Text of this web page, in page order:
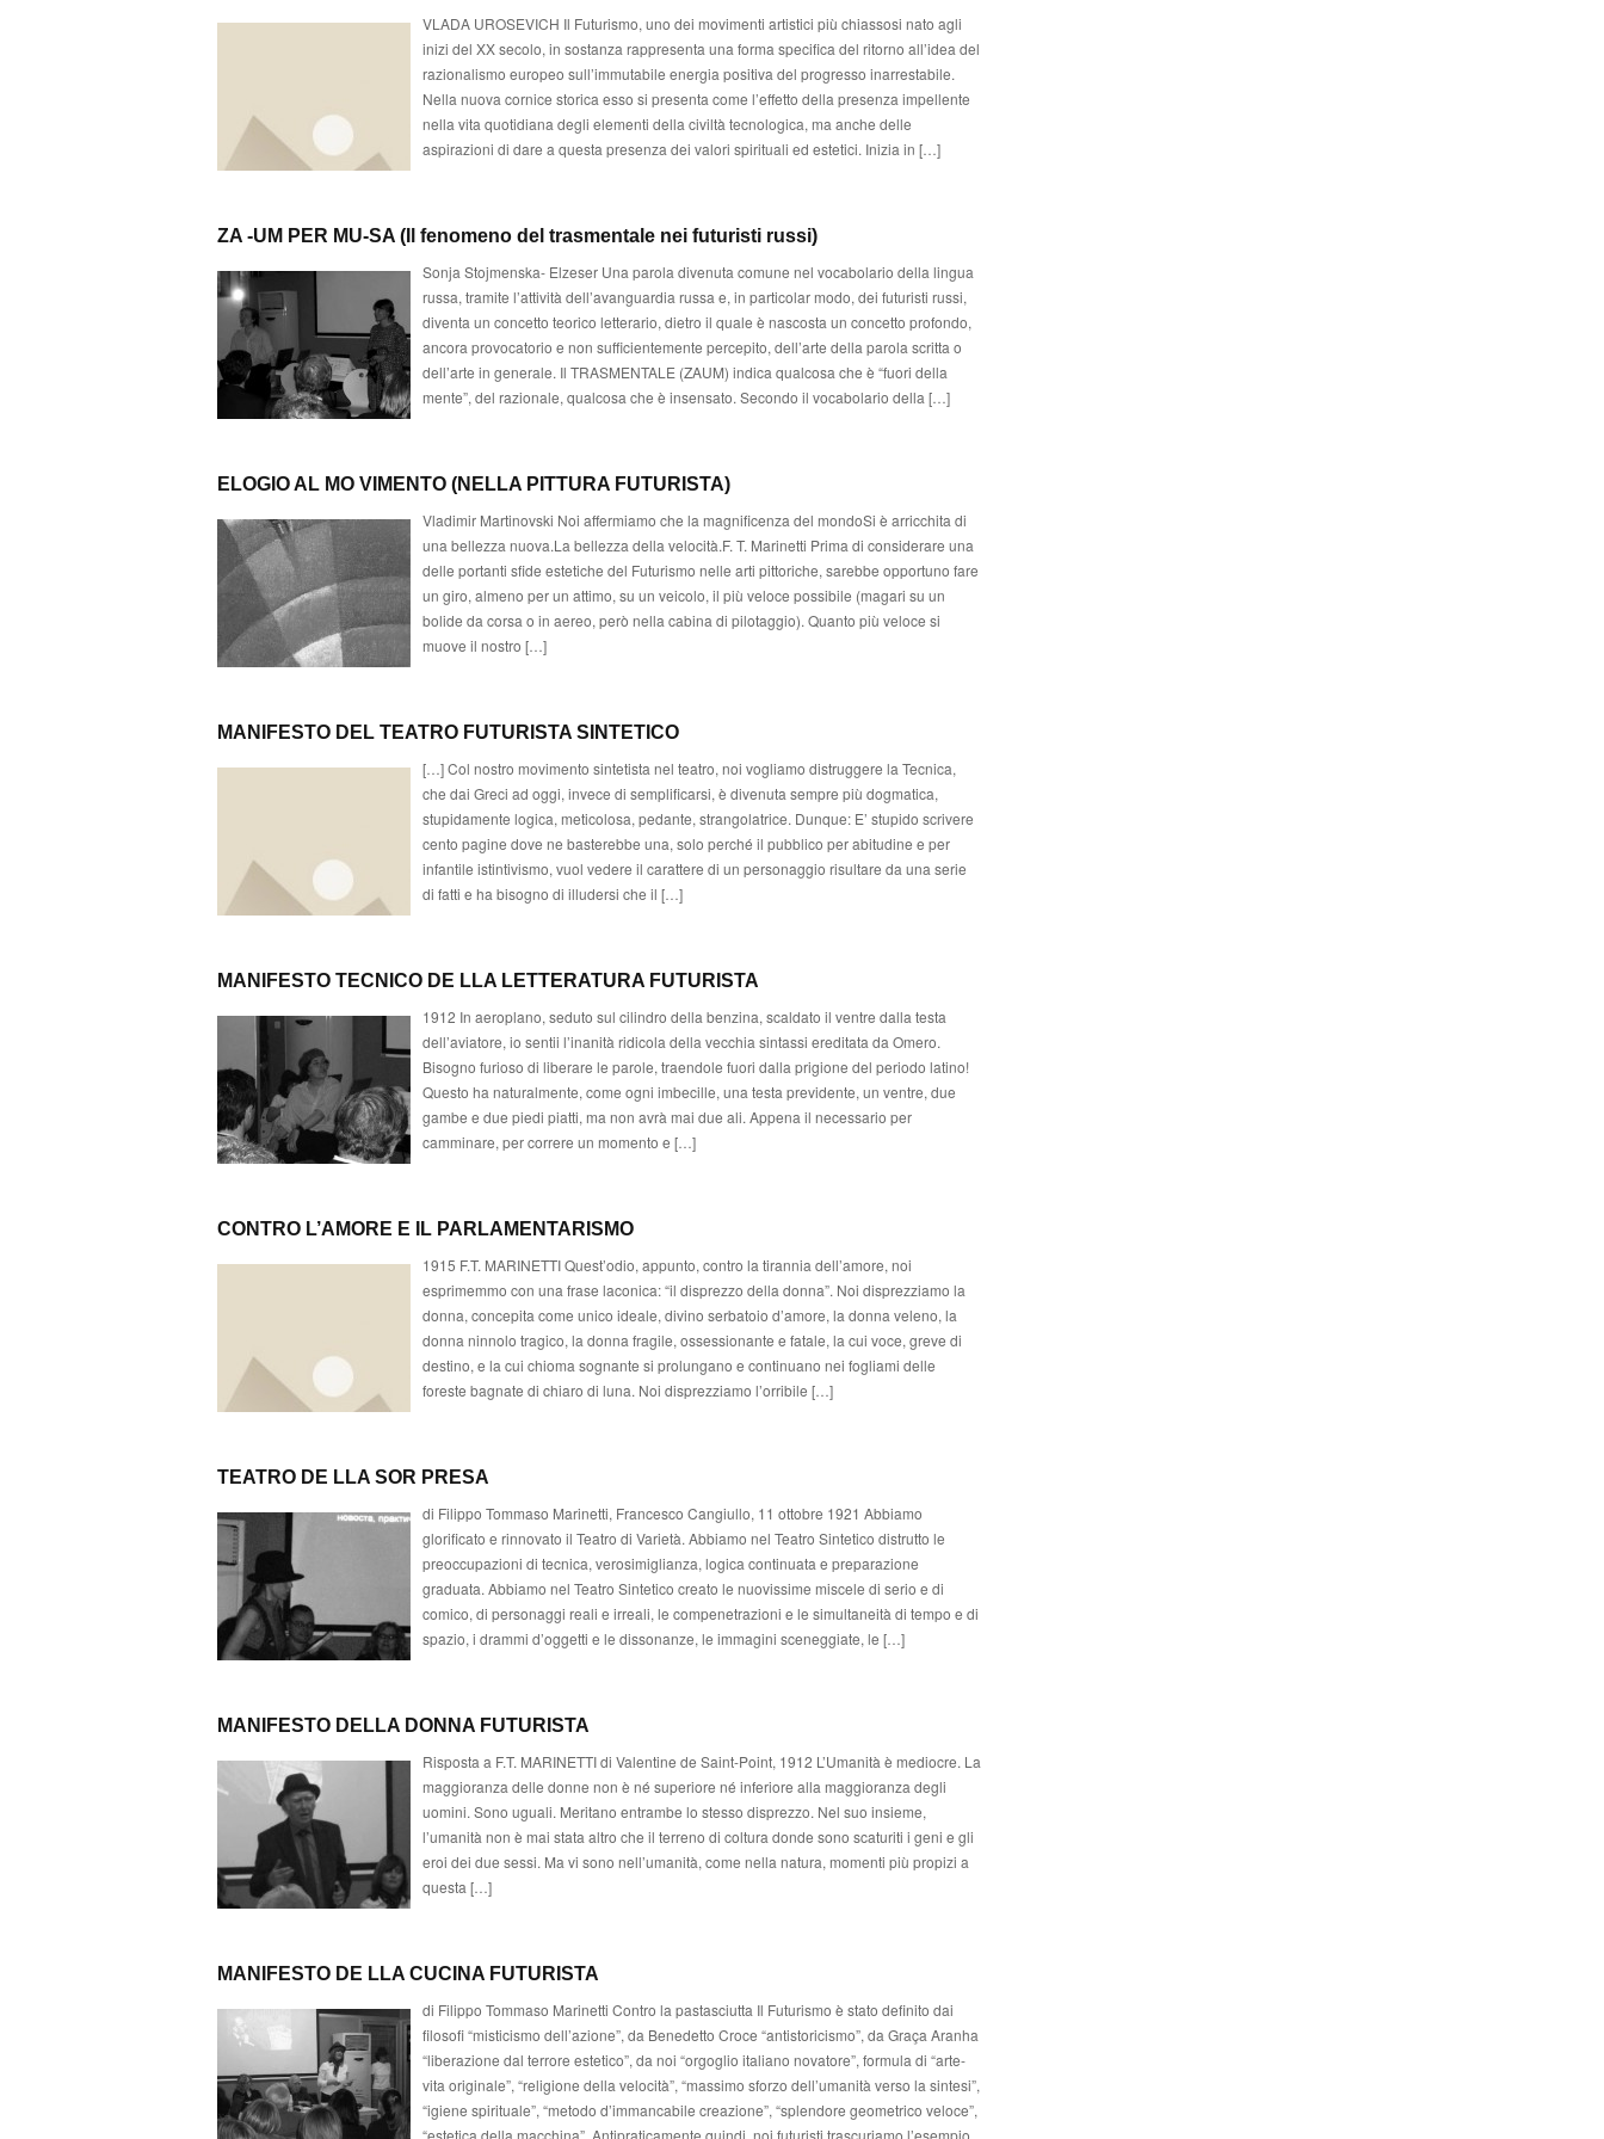
VLADA UROSEVICH Il Futurismo, uno dei movimenti artistici più chiassosi nato agli
inizi del XX secolo, in sostanza rappresenta una forma specifica del ritorno all’idea del
razionalismo europeo sull’immutabile energia positiva del progresso inarrestabile.
Nella nuova cornice storica esso si presenta come l’effetto della presenza impellente
nella vita quotidiana degli elementi della civiltà tecnologica, ma anche delle
aspirazioni di dare a questa presenza dei valori spirituali ed estetici. Inizia in […]
ZA -UM PER MU-SA (Il fenomeno del trasmentale nei futuristi russi)
Sonja Stojmenska- Elzeser Una parola divenuta comune nel vocabolario della lingua
russa, tramite l’attività dell’avanguardia russa e, in particolar modo, dei futuristi russi,
diventa un concetto teorico letterario, dietro il quale è nascosta un concetto profondo,
ancora provocatorio e non sufficientemente percepito, dell’arte della parola scritta o
dell’arte in generale. Il TRASMENTALE (ZAUM) indica qualcosa che è “fuori della
mente”, del razionale, qualcosa che è insensato. Secondo il vocabolario della […]
ELOGIO AL MO VIMENTO (NELLA PITTURA FUTURISTA)
Vladimir Martinovski Noi affermiamo che la magnificenza del mondoSi è arricchita di
una bellezza nuova.La bellezza della velocità.F. T. Marinetti Prima di considerare una
delle portanti sfide estetiche del Futurismo nelle arti pittoriche, sarebbe opportuno fare
un giro, almeno per un attimo, su un veicolo, il più veloce possibile (magari su un
bolide da corsa o in aereo, però nella cabina di pilotaggio). Quanto più veloce si
muove il nostro […]
MANIFESTO DEL TEATRO FUTURISTA SINTETICO
[…] Col nostro movimento sintetista nel teatro, noi vogliamo distruggere la Tecnica,
che dai Greci ad oggi, invece di semplificarsi, è divenuta sempre più dogmatica,
stupidamente logica, meticolosa, pedante, strangolatrice. Dunque: E’ stupido scrivere
cento pagine dove ne basterebbe una, solo perché il pubblico per abitudine e per
infantile istintivismo, vuol vedere il carattere di un personaggio risultare da una serie
di fatti e ha bisogno di illudersi che il […]
MANIFESTO TECNICO DE LLA LETTERATURA FUTURISTA
1912 In aeroplano, seduto sul cilindro della benzina, scaldato il ventre dalla testa
dell’aviatore, io sentii l’inanità ridicola della vecchia sintassi ereditata da Omero.
Bisogno furioso di liberare le parole, traendole fuori dalla prigione del periodo latino!
Questo ha naturalmente, come ogni imbecille, una testa previdente, un ventre, due
gambe e due piedi piatti, ma non avrà mai due ali. Appena il necessario per
camminare, per correre un momento e […]
CONTRO L’AMORE E IL PARLAMENTARISMO
1915 F.T. MARINETTI Quest’odio, appunto, contro la tirannia dell’amore, noi
esprimemmo con una frase laconica: “il disprezzo della donna”. Noi disprezziamo la
donna, concepita come unico ideale, divino serbatoio d’amore, la donna veleno, la
donna ninnolo tragico, la donna fragile, ossessionante e fatale, la cui voce, greve di
destino, e la cui chioma sognante si prolungano e continuano nei fogliami delle
foreste bagnate di chiaro di luna. Noi disprezziamo l’orribile […]
TEATRO DE LLA SOR PRESA
di Filippo Tommaso Marinetti, Francesco Cangiullo, 11 ottobre 1921 Abbiamo
glorificato e rinnovato il Teatro di Varietà. Abbiamo nel Teatro Sintetico distrutto le
preoccupazioni di tecnica, verosimiglianza, logica continuata e preparazione
graduata. Abbiamo nel Teatro Sintetico creato le nuovissime miscele di serio e di
comico, di personaggi reali e irreali, le compenetrazioni e le simultaneità di tempo e di
spazio, i drammi d’oggetti e le dissonanze, le immagini sceneggiate, le […]
MANIFESTO DELLA DONNA FUTURISTA
Risposta a F.T. MARINETTI di Valentine de Saint-Point, 1912 L’Umanità è mediocre. La
maggioranza delle donne non è né superiore né inferiore alla maggioranza degli
uomini. Sono uguali. Meritano entrambe lo stesso disprezzo. Nel suo insieme,
l’umanità non è mai stata altro che il terreno di coltura donde sono scaturiti i geni e gli
eroi dei due sessi. Ma vi sono nell’umanità, come nella natura, momenti più propizi a
questa […]
MANIFESTO DE LLA CUCINA FUTURISTA
di Filippo Tommaso Marinetti Contro la pastasciutta Il Futurismo è stato definito dai
filosofi “misticismo dell’azione”, da Benedetto Croce “antistoricismo”, da Graça Aranha
“liberazione dal terrore estetico”, da noi “orgoglio italiano novatore”, formula di “arte-
vita originale”, “religione della velocità”, “massimo sforzo dell’umanità verso la sintesi”,
“igiene spirituale”, “metodo d’immancabile creazione”, “splendore geometrico veloce”,
“estetica della macchina”. Antipraticamente quindi, noi futuristi trascuriamo l’esempio